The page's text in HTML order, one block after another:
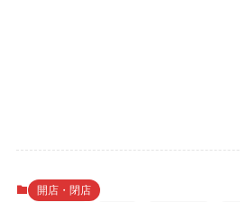
開店・閉店